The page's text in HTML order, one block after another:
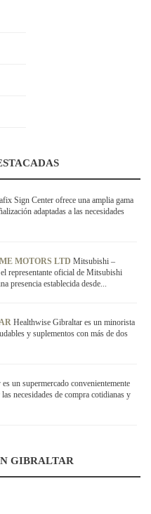
Sign Center ofrece una amplia gama
adaptadas a las necesidades
MOTORS LTD Mitsubishi –
representante oficial de Mitsubishi
presencia establecida desde...
Healthwise Gibraltar es un minorista
y suplementos con más de dos
un supermercado convenientemente
necesidades de compra cotidianas y
GIBRALTAR